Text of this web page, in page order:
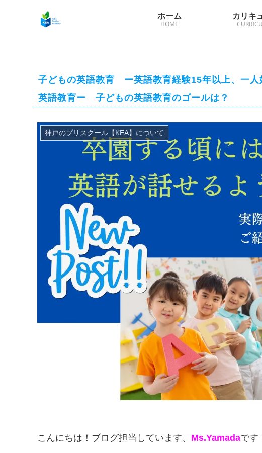
ホーム
HOME
カリキ
子どもの英語教育 ー英語教育経験15年以上、一人
英語教育ー 子どもの英語教育のゴールは？
神戸のプリスクール【KEA】について
こんにちは！ブログ担当しています、 Ms.Yamadaです